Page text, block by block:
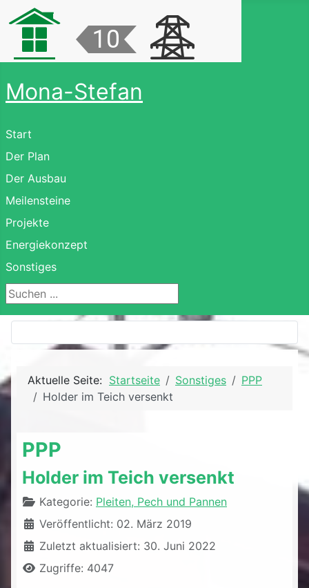
Mona-Stefan
Start
Der Plan
Der Ausbau
Meilensteine
Projekte
Energiekonzept
Sonstiges
Suchen ...
Aktuelle Seite: Startseite Sonstiges
PPP
Holder im Teich versenkt
PPP
Holder im Teich versenkt
DetailsKategorie: Pleiten, Pech und Pannen
Veröffentlicht: 02. März 2019
Zuletzt aktualisiert: 30. Juni 2022
Zugriffe: 4047